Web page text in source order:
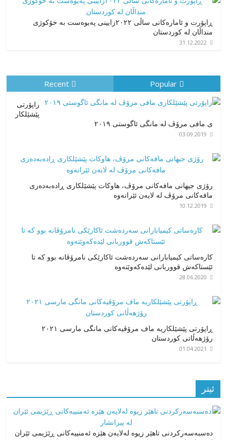
ڕاپۆرت و ئامارەکانی ساڵی ٢٠٢٢زایینی پەیوەست بە خۆکوژی
منداڵان لە کوردستان
31.12.2022
Popular
Recent
راپۆرتی
پێشێلكار
ی مافی مرۆڤ له‌ مانگی ئاگوستی ٢٠١٩
03.09.2019
رۆژی جیهانی مافەکانی مرۆڤ، هاوکات پێشێلکاری ڕادەبەدەری
مافەکانی مرۆڤ لە لایەن ئێرانەوە
10.12.2019
کارەساتی کیمیابارانی سەردەشت ئاکارێکی نامرۆڤانە بوو کە تا
ئێستاکەش قووربانی لێدەکەوێتەوە
28.06.2020
ڕاپۆرتی پێشێلکاریە ماف مرۆڤیەکانی مانگی مارسی ٢٠٢١
رۆژهەڵاتی کوردستان
01.04.2021
ئیتر
دەسبەسەرکردنی تاهێر زیوە لەلایەن هێزە ئەمنییەکانی ڕێژیمی ئێران